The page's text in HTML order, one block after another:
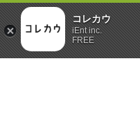
コレカウ
iEnt inc.
FREE